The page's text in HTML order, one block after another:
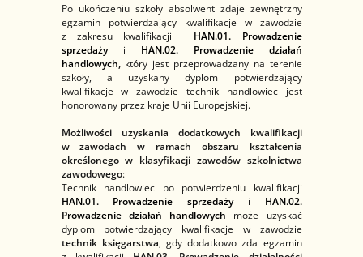
Po ukończeniu szkoły absolwent zdaje zewnętrzny
egzamin potwierdzający kwalifikacje w zawodzie
z zakresu kwalifikacji
HAN.01. Prowadzenie
sprzedażyi
HAN.02. Prowadzenie działań
handlowych,który jest przeprowadzany na terenie
szkoły, a uzyskany dyplom potwierdzający
kwalifikacje w zawodzie technik handlowiec jest
honorowany przez kraje Unii Europejskiej.
Możliwości uzyskania dodatkowych kwalifikacji
w zawodach w ramach obszaru kształcenia
określonego w klasyfikacji zawodów szkolnictwa
zawodowego:
Technik handlowiec po potwierdzeniu kwalifikacji
HAN.01. Prowadzenie sprzedażyi
HAN.02.
Prowadzenie działań handlowych może uzyskać
dyplom potwierdzający kwalifikacje w zawodzie
technik księgarstwa, gdy dodatkowo zda egzamin